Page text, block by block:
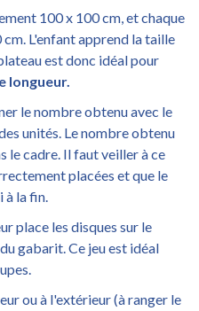
100 x 100 cm, et chaque
L'enfant apprend la taille
est donc idéal pour
longueur.
le nombre obtenu avec le
unités. Le nombre obtenu
le cadre. Il faut veiller à ce
placées et que le
à la fin.
place les disques sur le
gabarit. Ce jeu est idéal
ou à l'extérieur (à ranger le